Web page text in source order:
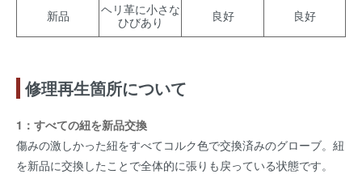
新品
ヘリ革に小さな
ひびあり
良好 良好
修理再生箇所について
1：すべての紐を新品交換
傷みの激しかった紐をすべてコルク色で交換済みのグローブ。紐
を新品に交換したことで全体的に張りも戻っている状態です。